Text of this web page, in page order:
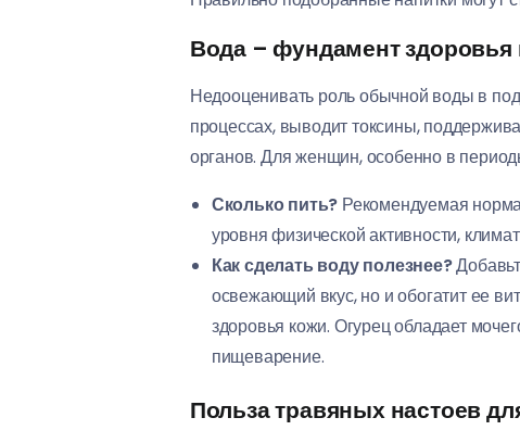
Вода – фундамент
Недооценивать роль обычной воды в
процессах, выводит токсины,
органов. Для женщин, особенно в
Сколько пить? Рекомендуемая
уровня физической активности,
Как сделать воду полезнее?
освежающий вкус, но и обогатит ее
здоровья кожи. Огурец обладает
пищеварение.
Польза травяных настоев